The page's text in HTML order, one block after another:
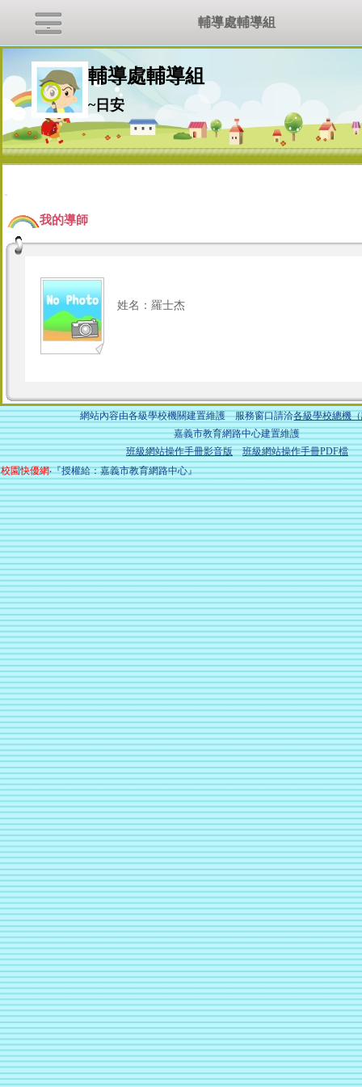
輔導處輔導組
~日安
:::
我的導師
姓名：羅士杰
網站內容由各級學校機關建置維護 服務窗口請洽各級學校總機
嘉義市教育網路中心建置維護
班級網站操作手冊影音版
班級網站操作手冊PDF檔
校園快優網‧『授權給：嘉義市教育網路中心』
輔導處輔導組